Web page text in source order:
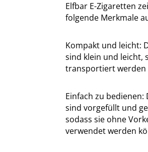
Elfbar E-Zigaretten
folgende Merkmale
Kompakt und leicht:
sind klein und leicht,
transportiert werden
Einfach zu bedienen:
sind vorgefüllt und
sodass sie ohne
verwendet werden